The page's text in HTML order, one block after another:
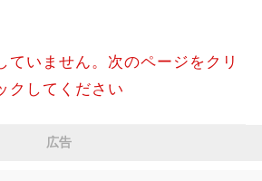
ていません。次のページをクリ
クしてください
広告